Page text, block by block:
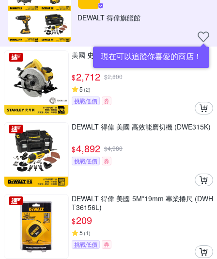
DEWALT 得偉旗艦館
現在可以追蹤你喜愛的商店！
美國 史丹利 STANLEY 1600W 圓鋸機 SC16
$2,712 $2,800
5 (2)
挑戰低價 券
DEWALT 得偉 美國 高效能磨切機 (DWE315K)
$4,892 $4,980
挑戰低價
券
DEWALT 得偉 美國 5M*19mm 專業捲尺 (DWH
T36156L)
$209
5 (1)
挑戰低價 券